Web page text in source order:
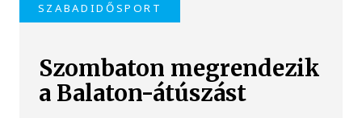
SZABADIDŐSPORT
Szombaton megrendezik
a Balaton-átúszást